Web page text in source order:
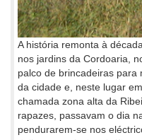
A história remonta à
nos jardins da Cordoaria,
palco de brincadeiras para
da cidade e, neste lugar
chamada zona alta da
rapazes, passavam o dia
pendurarem-se nos